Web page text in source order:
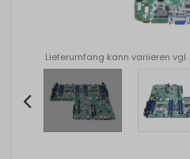
Lieferumfang kann variieren